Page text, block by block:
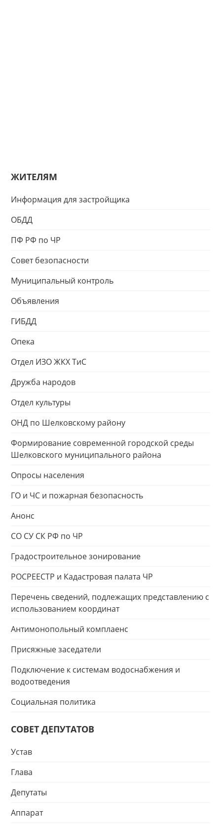
ЖИТЕЛЯМ
Информация для застройщика
ОБДД
ПФ РФ по ЧР
Совет безопасности
Муниципальный контроль
Объявления
ГИБДД
Опека
Отдел ИЗО ЖКХ ТиС
Дружба народов
Отдел культуры
ОНД по Шелковскому району
Формирование современной городской среды
Шелковского муниципального района
Опросы населения
ГО и ЧС и пожарная безопасность
Анонс
СО СУ СК РФ по ЧР
Градостроительное зонирование
РОСРЕЕСТР и Кадастровая палата ЧР
Перечень сведений, подлежащих представлению с
использованием координат
Антимонопольный комплаенс
Присяжные заседатели
Подключение к системам водоснабжения и
водоотведения
Социальная политика
СОВЕТ ДЕПУТАТОВ
Устав
Глава
Депутаты
Аппарат